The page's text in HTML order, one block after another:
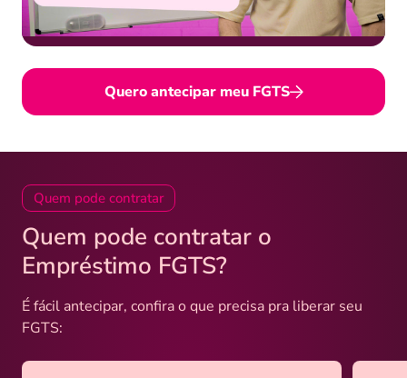
Quero antecipar meu FGTS
Quem pode contratar
Quem pode contratar o
Empréstimo FGTS?
É fácil antecipar, confira o que precisa pra liberar seu
FGTS: